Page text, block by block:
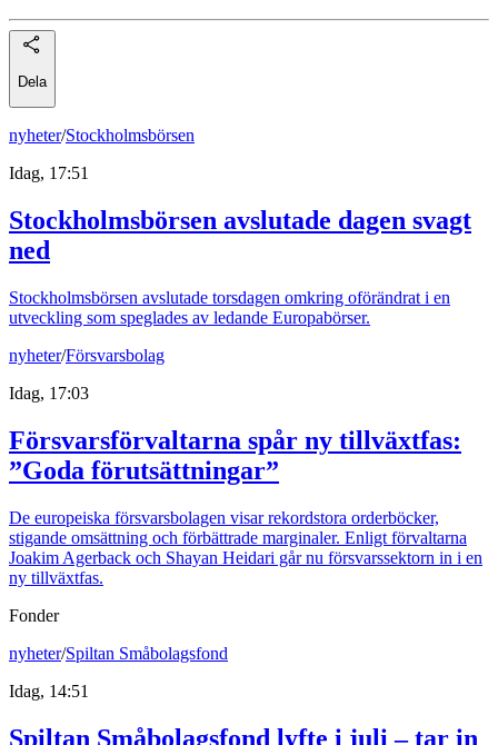
Dela
nyheter/Stockholmsbörsen
Idag, 17:51
Stockholmsbörsen avslutade dagen svagt
ned
Stockholmsbörsen avslutade torsdagen omkring oförändrat i en
utveckling som speglades av ledande Europabörser.
nyheter/Försvarsbolag
Idag, 17:03
Försvarsförvaltarna spår ny tillväxtfas:
”Goda förutsättningar”
De europeiska försvarsbolagen visar rekordstora orderböcker,
stigande omsättning och förbättrade marginaler. Enligt förvaltarna
Joakim Agerback och Shayan Heidari går nu försvarssektorn in i en
ny tillväxtfas.
Fonder
nyheter/Spiltan Småbolagsfond
Idag, 14:51
Spiltan Småbolagsfond lyfte i juli – tar in